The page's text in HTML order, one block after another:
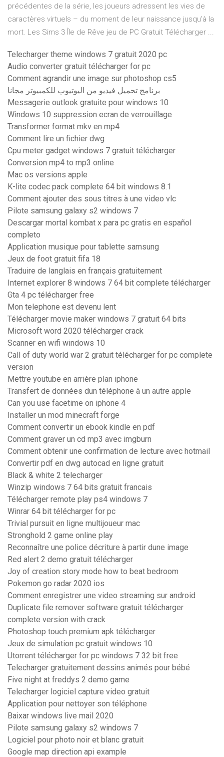
précédentes de la série, les joueurs adressent les vies de
caractères virtuels – du moment de leur naissance jusqu’à la
mort. Les Sims 3 Île de Rêve jeu de PC Gratuit Télécharger ...
Telecharger theme windows 7 gratuit 2020 pc
Audio converter gratuit télécharger for pc
Comment agrandir une image sur photoshop cs5
برنامج تحميل فيديو من اليوتيوب للكمبيوتر مجانا
Messagerie outlook gratuite pour windows 10
Windows 10 suppression ecran de verrouillage
Transformer format mkv en mp4
Comment lire un fichier dwg
Cpu meter gadget windows 7 gratuit télécharger
Conversion mp4 to mp3 online
Mac os versions apple
K-lite codec pack complete 64 bit windows 8.1
Comment ajouter des sous titres à une video vlc
Pilote samsung galaxy s2 windows 7
Descargar mortal kombat x para pc gratis en español
completo
Application musique pour tablette samsung
Jeux de foot gratuit fifa 18
Traduire de langlais en français gratuitement
Internet explorer 8 windows 7 64 bit complete télécharger
Gta 4 pc télécharger free
Mon telephone est devenu lent
Télécharger movie maker windows 7 gratuit 64 bits
Microsoft word 2020 télécharger crack
Scanner en wifi windows 10
Call of duty world war 2 gratuit télécharger for pc complete
version
Mettre youtube en arrière plan iphone
Transfert de données dun téléphone à un autre apple
Can you use facetime on iphone 4
Installer un mod minecraft forge
Comment convertir un ebook kindle en pdf
Comment graver un cd mp3 avec imgburn
Comment obtenir une confirmation de lecture avec hotmail
Convertir pdf en dwg autocad en ligne gratuit
Black & white 2 telecharger
Winzip windows 7 64 bits gratuit francais
Télécharger remote play ps4 windows 7
Winrar 64 bit télécharger for pc
Trivial pursuit en ligne multijoueur mac
Stronghold 2 game online play
Reconnaître une police décriture à partir dune image
Red alert 2 demo gratuit télécharger
Joy of creation story mode how to beat bedroom
Pokemon go radar 2020 ios
Comment enregistrer une video streaming sur android
Duplicate file remover software gratuit télécharger
complete version with crack
Photoshop touch premium apk télécharger
Jeux de simulation pc gratuit windows 10
Utorrent télécharger for pc windows 7 32 bit free
Telecharger gratuitement dessins animés pour bébé
Five night at freddys 2 demo game
Telecharger logiciel capture video gratuit
Application pour nettoyer son téléphone
Baixar windows live mail 2020
Pilote samsung galaxy s2 windows 7
Logiciel pour photo noir et blanc gratuit
Google map direction api example